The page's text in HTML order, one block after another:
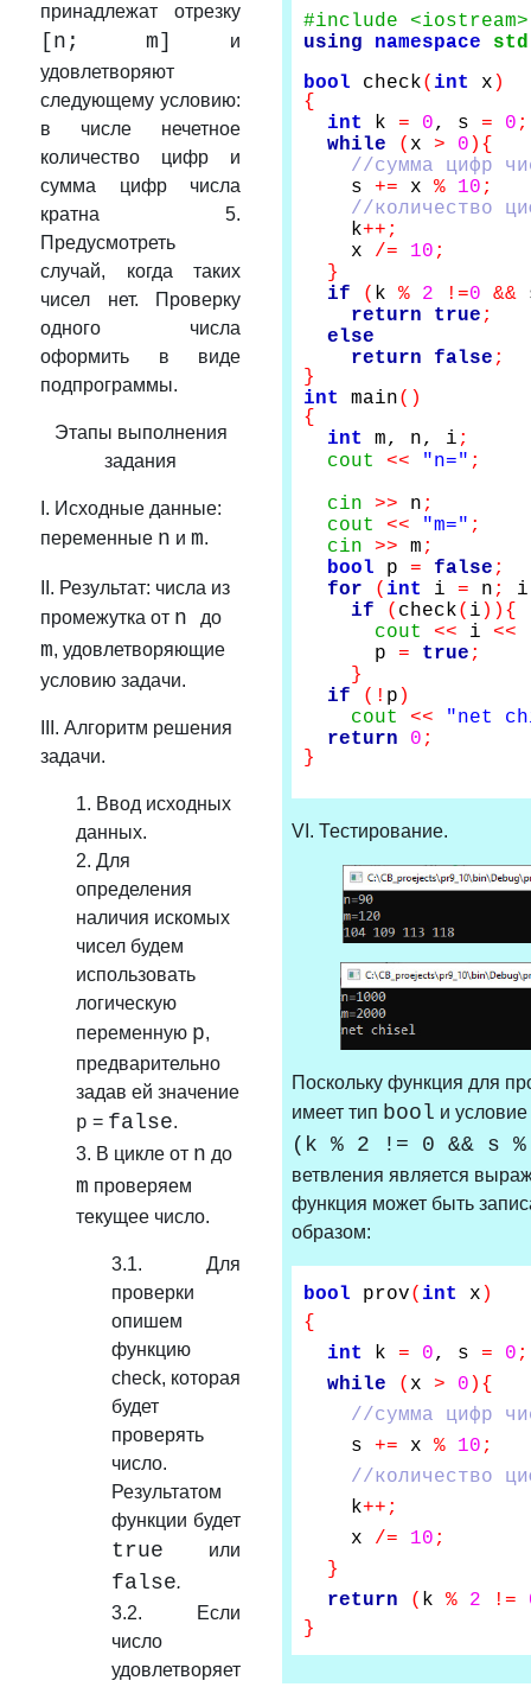
принадлежат отрезку
[n; m]
и
удовлетворяют
следующему условию:
в числе нечетное
количество цифр и
сумма цифр числа
кратна 5.
Предусмотреть
случай, когда таких
чисел нет. Проверку
одного числа
оформить в виде
подпрограммы.
Этапы выполнения
задания
I. Исходные данные:
переменные n и m.
II. Результат: числа из
промежутка от n до
m, удовлетворяющие
условию задачи.
III. Алгоритм решения
задачи.
1. Ввод исходных
данных.
2. Для
определения
наличия искомых
чисел будем
использовать
логическую
переменную p,
предварительно
задав ей значение
p = false.
3. В цикле от n до
m проверяем
текущее число.
3.1. Для
проверки
опишем
функцию
check, которая
будет
проверять
число.
Результатом
функции будет
true или
false.
3.2. Если
число
удовлетворяет
#include <iostream>
using
namespace std
bool
check( int x )
{
int
k = 0, s = 0 ;
while
( x > 0 ){
//сумма цифр
s += x % 10 ;
//количество
k++;
x /= 10 ;
}
if
( k % 2 !=0 &&
return
true ;
else
return
false ;
}
int
main()
{
int
m, n, i ;
cout
<< "n=" ;
cin
>> n ;
cout
<< "m=" ;
cin
>> m ;
bool p = false ;
for
( int i = n ;
if
( check( i )){
cout
<< i <<
p = true ;
}
if
(! p )
cout
<<
"net
return
0 ;
}
VI. Тестирование.
Поскольку функция для
имеет тип bool и условие
(k % 2 != 0 && s
ветвления является
функция может быть
образом:
bool prov( int x )
{
int
k = 0, s = 0 ;
while
( x > 0 ){
//сумма цифр
s += x % 10 ;
//количество
k++;
x /= 10 ;
}
return
( k % 2 !=
}